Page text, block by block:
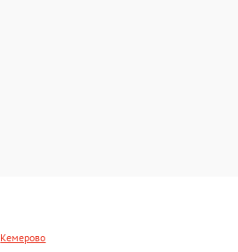
Кемерово